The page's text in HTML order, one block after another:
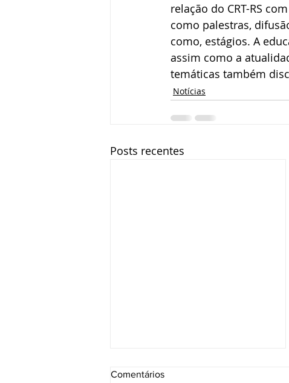
relação do CRT-RS
como palestras,
como, estágios. A
assim como a
temáticas também
Notícias
Posts recentes
Comentários